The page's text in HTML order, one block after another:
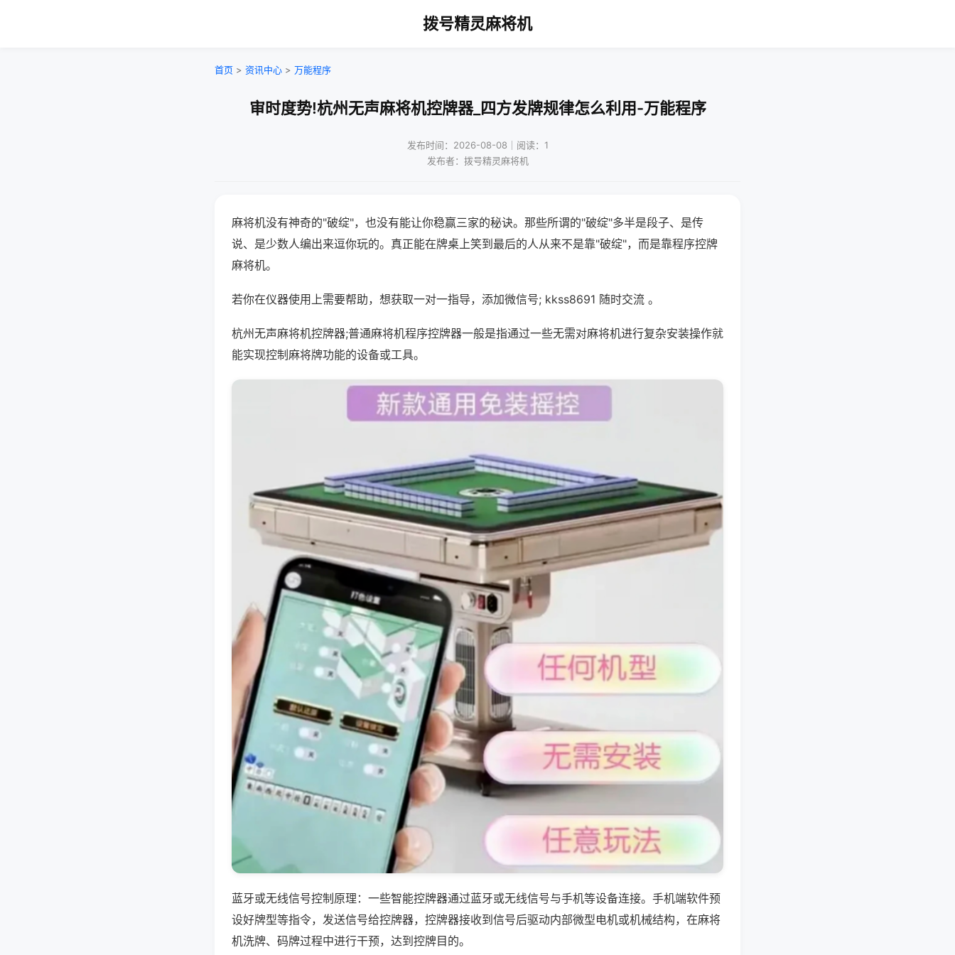
拨号精灵麻将机
首页 > 资讯中心 > 万能程序
审时度势!杭州无声麻将机控牌器_四方发牌规律怎么利用-万能程序
发布时间：2026-08-08｜阅读：1
发布者：拨号精灵麻将机
麻将机没有神奇的"破绽"，也没有能让你稳赢三家的秘诀。那些所谓的"破绽"多半是段子、是传
说、是少数人编出来逗你玩的。真正能在牌桌上笑到最后的人从来不是靠"破绽"，而是靠程序控牌
麻将机。
若你在仪器使用上需要帮助，想获取一对一指导，添加微信号; kkss8691 随时交流 。
杭州无声麻将机控牌器;普通麻将机程序控牌器一般是指通过一些无需对麻将机进行复杂安装操作就
能实现控制麻将牌功能的设备或工具。
蓝牙或无线信号控制原理：一些智能控牌器通过蓝牙或无线信号与手机等设备连接。手机端软件预
设好牌型等指令，发送信号给控牌器，控牌器接收到信号后驱动内部微型电机或机械结构，在麻将
机洗牌、码牌过程中进行干预，达到控牌目的。